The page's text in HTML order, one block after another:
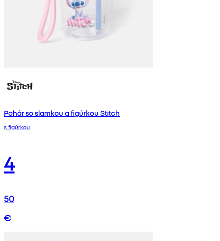
Pohár so slamkou a figúrkou Stitch
s figúrkou
4
50
€